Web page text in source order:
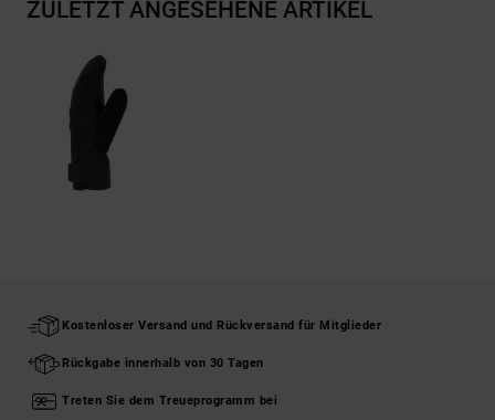
ZULETZT ANGESEHENE ARTIKEL
Kostenloser Versand und Rückversand für Mitglieder
Rückgabe innerhalb von 30 Tagen
Treten Sie dem Treueprogramm bei